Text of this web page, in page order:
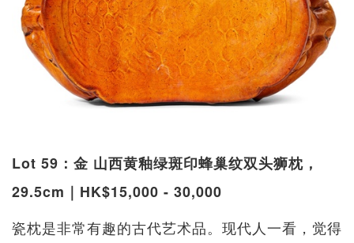
Lot 59：金 山西黄釉绿斑印蜂巢纹双头狮枕，
29.5cm｜HK$15,000 - 30,000
瓷枕是非常有趣的古代艺术品。现代人一看，觉得